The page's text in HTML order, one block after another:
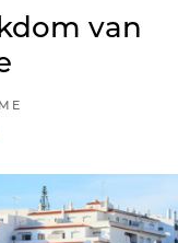
van